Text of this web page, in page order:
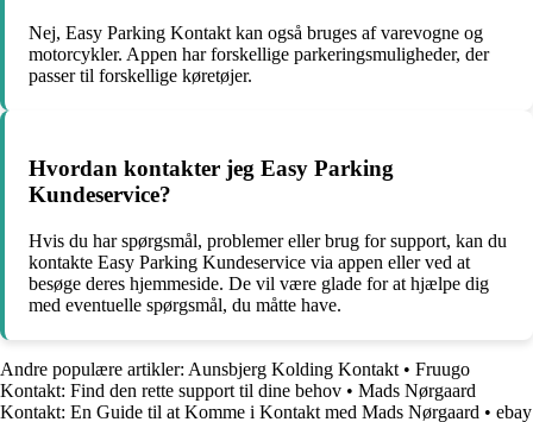
Nej, Easy Parking Kontakt kan også bruges af varevogne og
motorcykler. Appen har forskellige parkeringsmuligheder, der
passer til forskellige køretøjer.
Hvordan kontakter jeg Easy Parking
Kundeservice?
Hvis du har spørgsmål, problemer eller brug for support, kan du
kontakte Easy Parking Kundeservice via appen eller ved at
besøge deres hjemmeside. De vil være glade for at hjælpe dig
med eventuelle spørgsmål, du måtte have.
Andre populære artikler: Aunsbjerg Kolding Kontakt • Fruugo
Kontakt: Find den rette support til dine behov • Mads Nørgaard
Kontakt: En Guide til at Komme i Kontakt med Mads Nørgaard • ebay